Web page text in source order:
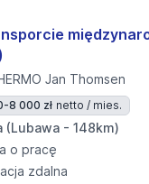
Jan Thomsen
8 000 zł netto / mies.
(Lubawa - 148km)
o pracę
zdalna